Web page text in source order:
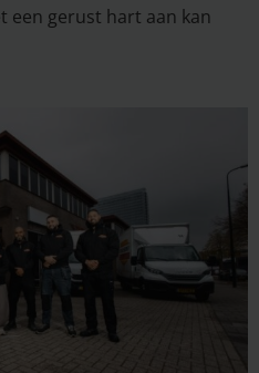
een gerust hart aan kan